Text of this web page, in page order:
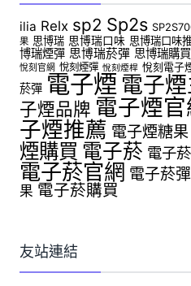
ilia Relx sp2 Sp2s
果 思博瑞 思博瑞口味 思博瑞口味
博瑞煙彈 思博瑞菸彈 思博瑞購買
悅刻官網 悅刻煙彈 悅刻煙桿 悅刻電子
菸彈 電子煙 電子
子煙品牌 電子煙官
子煙推薦 電子煙糖果
煙購買 電子菸 電子
電子菸官網 電子菸彈
果 電子菸購買
友站連結